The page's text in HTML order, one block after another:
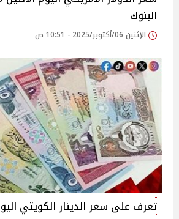
البنوك
الإثنين 06/أكتوبر/2025 - 10:51 ص
تعرف على سعر الدينار الكويتي